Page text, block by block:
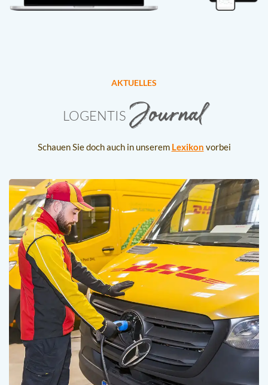
AKTUELLES
LOGENTIS Journal
Schauen Sie doch auch in unserem Lexikon vorbei